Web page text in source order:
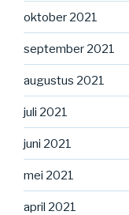
oktober 2021
september 2021
augustus 2021
juli 2021
juni 2021
mei 2021
april 2021